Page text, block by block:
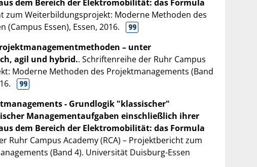
dem Bereich der Elektromobilität: das Formula
zum Weiterbildungsprojekt: Moderne Methoden des
(Campus Essen), Essen, 2016.
– unter
agil und hybrid.. Schriftenreihe der Ruhr Campus
Moderne Methoden des Projektmanagements (Band
.
- Grundlogik "klassischer"
Managementaufgaben einschließlich ihrer
dem Bereich der Elektromobilität: das Formula
Ruhr Campus Academy (RCA) – Projektbericht zum
(Band 4). Universität Duisburg-Essen